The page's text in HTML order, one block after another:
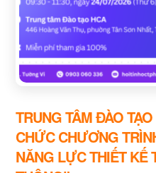
TRUNG TÂM ĐÀO
CHỨC CHƯƠNG
NĂNG LỰC THIẾT KẾ